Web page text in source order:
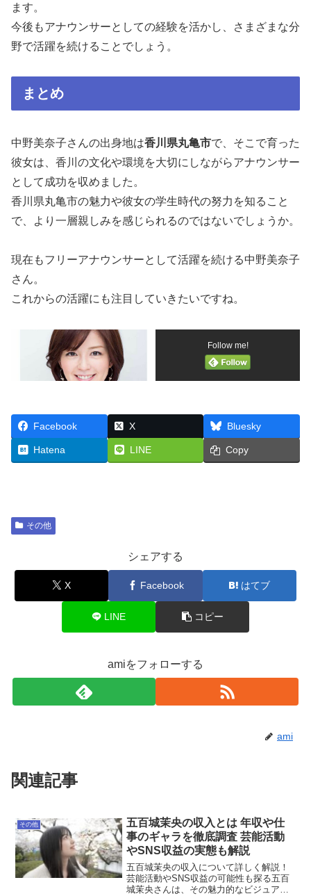
ます。
今後もアナウンサーとしての経験を活かし、さまざまな分
野で活躍を続けることでしょう。
まとめ
中野美奈子さんの出身地は香川県丸亀市で、そこで育った
彼女は、香川の文化や環境を大切にしながらアナウンサー
として成功を収めました。
香川県丸亀市の魅力や彼女の学生時代の努力を知ること
で、より一層親しみを感じられるのではないでしょうか。
現在もフリーアナウンサーとして活躍を続ける中野美奈子
さん。
これからの活躍にも注目していきたいですね。
Follow me!
Facebook X Bluesky
Hatena LINE Copy
その他
シェアする
X Facebook はてブ
LINE コピー
amiをフォローする
ami
関連記事
その他
五百城茉央の収入とは 年収や仕
事のギャラを徹底調査 芸能活動
やSNS収益の実態も解説
五百城茉央の収入について詳しく解説！
芸能活動やSNS収益の可能性も探る五百
城茉央さんは、その魅力的なビジュアル